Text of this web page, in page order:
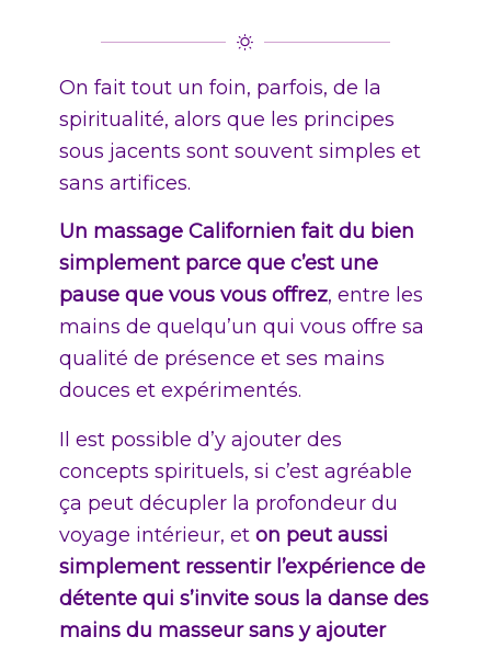
On fait tout un foin, parfois, de la
spiritualité, alors que les principes
sous jacents sont souvent simples et
sans artifices.
Un massage Californien fait du bien
simplement parce que c’est une
pause que vous vous offrez, entre les
mains de quelqu’un qui vous offre sa
qualité de présence et ses mains
douces et expérimentés.
Il est possible d’y ajouter des
concepts spirituels, si c’est agréable
ça peut décupler la profondeur du
voyage intérieur, eton peut aussi
simplement ressentir l’expérience de
détente qui s’invite sous la danse des
mains du masseur sans y ajouter